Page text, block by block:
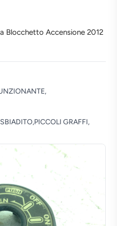
Blocchetto Accensione 2012
GRAFFI,